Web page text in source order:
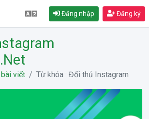
Đăng nhập Đăng ký
viết Từ khóa : Đối thủ Instagram